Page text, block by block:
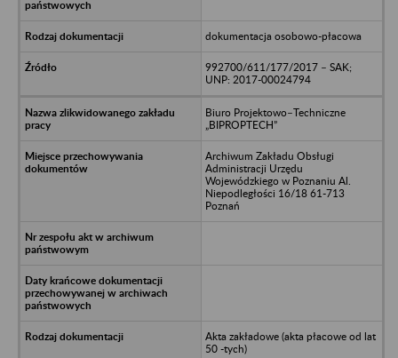
dokumentacja osobowo-płacowa
992700/611/177/2017 – SAK;
UNP: 2017-00024794
Biuro Projektowo–Techniczne
„BIPROPTECH”
Archiwum Zakładu Obsługi
Administracji Urzędu
Wojewódzkiego w Poznaniu Al.
Niepodległości 16/18 61-713
Poznań
Akta zakładowe (akta płacowe od lat
50 -tych)